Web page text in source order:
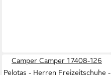
Camper Camper 17408-126
Pelotas - Herren Freizeitschuhe -